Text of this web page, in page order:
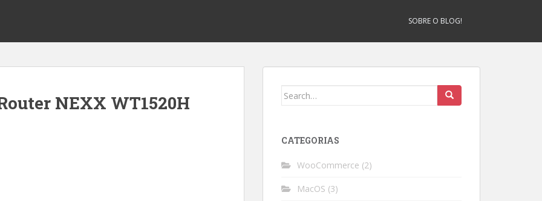
SOBRE O BLOG!
NEXX WT1520H
Search
CATEGORIAS
WooCommerce (2)
MacOS (3)